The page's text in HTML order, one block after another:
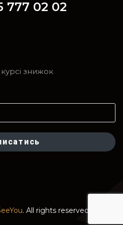
777 02 02
знижок
. All rights reserved.